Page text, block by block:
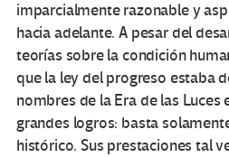
imparcialmente razonable y
hacia adelante. A pesar del
teorías sobre la condición
que la ley del progreso estaba
nombres de la Era de las Luces
grandes logros: basta
histórico. Sus prestaciones tal